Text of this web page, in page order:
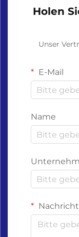
Holen
Unser
E-Mail
Name
Nachricht